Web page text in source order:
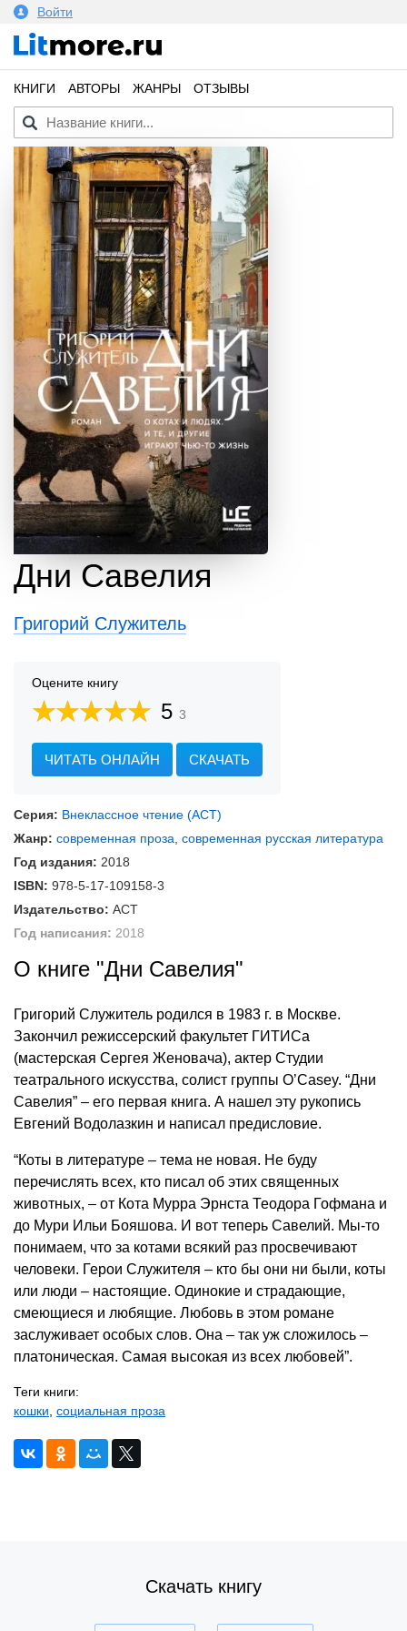
Войти
КНИГИ АВТОРЫ ЖАНРЫ ОТЗЫВЫ
Дни Савелия
Григорий Служитель
Оцените книгу
5 3
ЧИТАТЬ ОНЛАЙН СКАЧАТЬ
Серия: Внеклассное чтение (АСТ)
Жанр: современная проза, современная русская литература
Год издания: 2018
ISBN: 978-5-17-109158-3
Издательство: АСТ
Год написания: 2018
О книге "Дни Савелия"
Григорий Служитель родился в 1983 г. в Москве.
Закончил режиссерский факультет ГИТИСа
(мастерская Сергея Женовача), актер Студии
театрального искусства, солист группы O’Casey. “Дни
Савелия” – его первая книга. А нашел эту рукопись
Евгений Водолазкин и написал предисловие.
“Коты в литературе – тема не новая. Не буду
перечислять всех, кто писал об этих священных
животных, – от Кота Мурра Эрнста Теодора Гофмана и
до Мури Ильи Бояшова. И вот теперь Савелий. Мы-то
понимаем, что за котами всякий раз просвечивают
человеки. Герои Служителя – кто бы они ни были, коты
или люди – настоящие. Одинокие и страдающие,
смеющиеся и любящие. Любовь в этом романе
заслуживает особых слов. Она – так уж сложилось –
платоническая. Самая высокая из всех любовей”.
Теги книги:
кошки, социальная проза
Скачать книгу